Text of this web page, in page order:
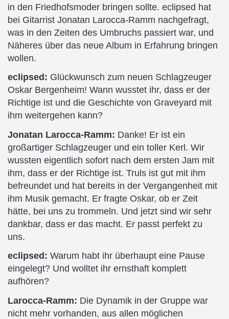
in den Friedhofsmoder bringen sollte. eclipsed hat
bei Gitarrist Jonatan Larocca-Ramm nachgefragt,
was in den Zeiten des Umbruchs passiert war, und
Näheres über das neue Album in Erfahrung bringen
wollen.
eclipsed: Glückwunsch zum neuen Schlagzeuger
Oskar Bergenheim! Wann wusstet ihr, dass er der
Richtige ist und die Geschichte von Graveyard mit
ihm weitergehen kann?
Jonatan Larocca-Ramm: Danke! Er ist ein
großartiger Schlagzeuger und ein toller Kerl. Wir
wussten eigentlich sofort nach dem ersten Jam mit
ihm, dass er der Richtige ist. Truls ist gut mit ihm
befreundet und hat bereits in der Vergangenheit mit
ihm Musik gemacht. Er fragte Oskar, ob er Zeit
hätte, bei uns zu trommeln. Und jetzt sind wir sehr
dankbar, dass er das macht. Er passt perfekt zu
uns.
eclipsed: Warum habt ihr überhaupt eine Pause
eingelegt? Und wolltet ihr ernsthaft komplett
aufhören?
Larocca-Ramm: Die Dynamik in der Gruppe war
nicht mehr vorhanden, aus allen möglichen